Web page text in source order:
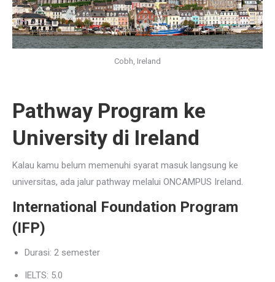
Cobh, Ireland
Pathway Program ke
University di Ireland
Kalau kamu belum memenuhi syarat masuk langsung ke
universitas, ada jalur pathway melalui ONCAMPUS Ireland.
International Foundation Program
(IFP)
Durasi: 2 semester
IELTS: 5.0